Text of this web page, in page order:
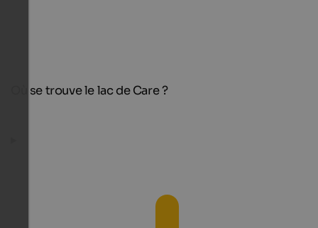
Où se trouve le lac de Care ?